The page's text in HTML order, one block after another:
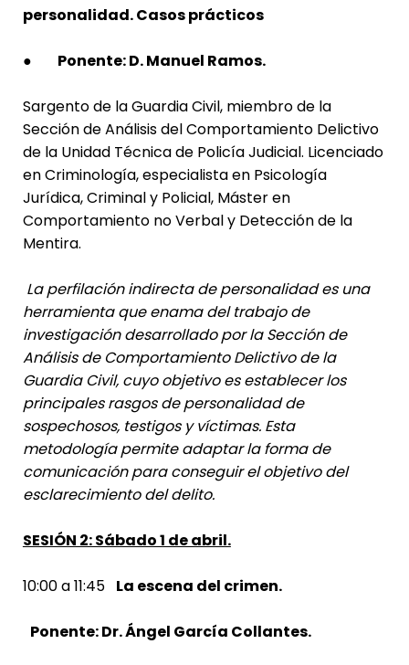
personalidad. Casos prácticos
● Ponente: D. Manuel Ramos.
Sargento de la Guardia Civil, miembro de la
Sección de Análisis del Comportamiento Delictivo
de la Unidad Técnica de Policía Judicial. Licenciado
en Criminología, especialista en Psicología
Jurídica, Criminal y Policial, Máster en
Comportamiento no Verbal y Detección de la
Mentira.
La perfilación indirecta de personalidad es una
herramienta que enama del trabajo de
investigación desarrollado por la Sección de
Análisis de Comportamiento Delictivo de la
Guardia Civil, cuyo objetivo es establecer los
principales rasgos de personalidad de
sospechosos, testigos y víctimas. Esta
metodología permite adaptar la forma de
comunicación para conseguir el objetivo del
esclarecimiento del delito.
SESIÓN 2: Sábado 1 de abril.
10:00 a 11:45 La escena del crimen.
Ponente: Dr. Ángel García Collantes.